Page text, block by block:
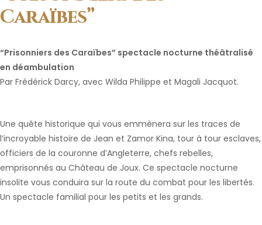
Caraïbes”
“Prisonniers des Caraïbes” spectacle nocturne théâtralisé
en déambulation
Par Frédérick Darcy, avec Wilda Philippe et Magali Jacquot.
Une quête historique qui vous emmènera sur les traces de
l’incroyable histoire de Jean et Zamor Kina, tour à tour esclaves,
officiers de la couronne d’Angleterre, chefs rebelles,
emprisonnés au Château de Joux. Ce spectacle nocturne
insolite vous conduira sur la route du combat pour les libertés.
Un spectacle familial pour les petits et les grands.